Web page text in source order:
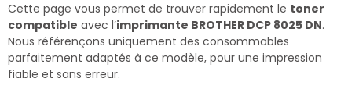
Cette page vous permet de trouver rapidement le toner
compatible avec l’imprimante BROTHER DCP 8025 DN.
Nous référençons uniquement des consommables
parfaitement adaptés à ce modèle, pour une impression
fiable et sans erreur.